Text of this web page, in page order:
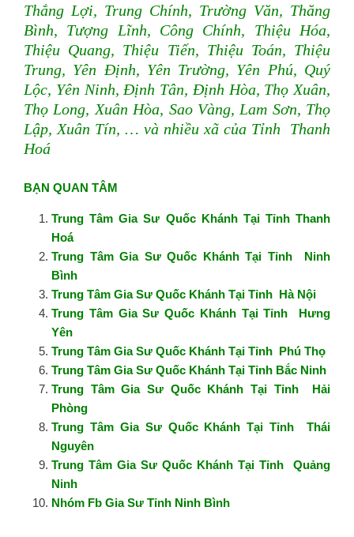
Thắng Lợi, Trung Chính, Trường Văn, Thăng
Bình, Tượng Lĩnh, Công Chính, Thiệu Hóa,
Thiệu Quang, Thiệu Tiến, Thiệu Toán, Thiệu
Trung, Yên Định, Yên Trường, Yên Phú, Quý
Lộc, Yên Ninh, Định Tân, Định Hòa, Thọ Xuân,
Thọ Long, Xuân Hòa, Sao Vàng, Lam Sơn, Thọ
Lập, Xuân Tín, … và nhiều xã của Tỉnh Thanh
Hoá
BẠN QUAN TÂM
Trung Tâm Gia Sư Quốc Khánh Tại Tỉnh Thanh
Hoá
Trung Tâm Gia Sư Quốc Khánh Tại Tỉnh Ninh
Bình
Trung Tâm Gia Sư Quốc Khánh Tại Tỉnh Hà Nội
Trung Tâm Gia Sư Quốc Khánh Tại Tỉnh Hưng
Yên
Trung Tâm Gia Sư Quốc Khánh Tại Tỉnh Phú Thọ
Trung Tâm Gia Sư Quốc Khánh Tại Tỉnh Bắc Ninh
Trung Tâm Gia Sư Quốc Khánh Tại Tỉnh Hải
Phòng
Trung Tâm Gia Sư Quốc Khánh Tại Tỉnh Thái
Nguyên
Trung Tâm Gia Sư Quốc Khánh Tại Tỉnh Quảng
Ninh
Nhóm Fb Gia Sư Tỉnh Ninh Bình